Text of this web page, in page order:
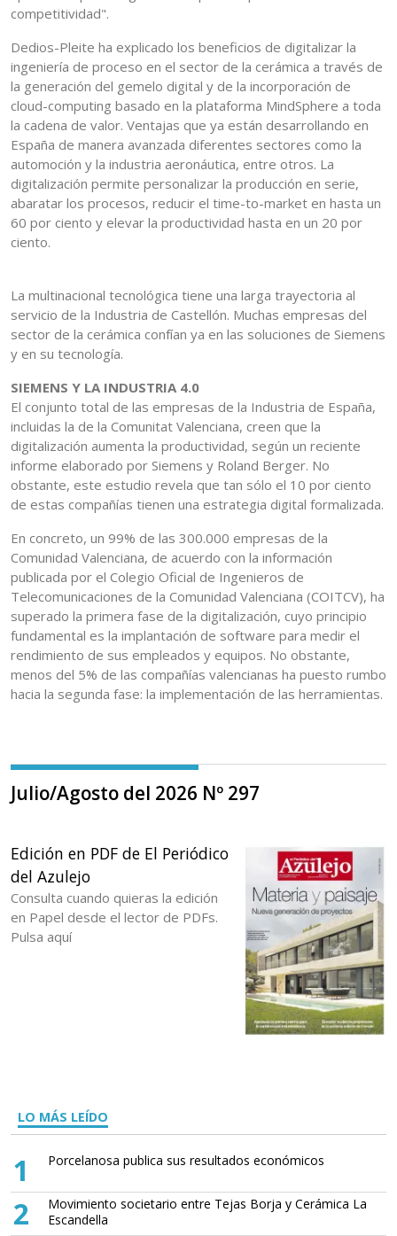
competitividad".
Dedios-Pleite ha explicado los beneficios de digitalizar la
ingeniería de proceso en el sector de la cerámica a través de
la generación del gemelo digital y de la incorporación de
cloud-computing basado en la plataforma MindSphere a toda
la cadena de valor. Ventajas que ya están desarrollando en
España de manera avanzada diferentes sectores como la
automoción y la industria aeronáutica, entre otros. La
digitalización permite personalizar la producción en serie,
abaratar los procesos, reducir el time-to-market en hasta un
60 por ciento y elevar la productividad hasta en un 20 por
ciento.
La multinacional tecnológica tiene una larga trayectoria al
servicio de la Industria de Castellón. Muchas empresas del
sector de la cerámica confían ya en las soluciones de Siemens
y en su tecnología.
SIEMENS Y LA INDUSTRIA 4.0
El conjunto total de las empresas de la Industria de España,
incluidas la de la Comunitat Valenciana, creen que la
digitalización aumenta la productividad, según un reciente
informe elaborado por Siemens y Roland Berger. No
obstante, este estudio revela que tan sólo el 10 por ciento
de estas compañías tienen una estrategia digital formalizada.
En concreto, un 99% de las 300.000 empresas de la
Comunidad Valenciana, de acuerdo con la información
publicada por el Colegio Oficial de Ingenieros de
Telecomunicaciones de la Comunidad Valenciana (COITCV), ha
superado la primera fase de la digitalización, cuyo principio
fundamental es la implantación de software para medir el
rendimiento de sus empleados y equipos. No obstante,
menos del 5% de las compañías valencianas ha puesto rumbo
hacia la segunda fase: la implementación de las herramientas.
Julio/Agosto del 2026 Nº 297
Edición en PDF de El Periódico
del Azulejo
Consulta cuando quieras la edición
en Papel desde el lector de PDFs.
Pulsa aquí
LO MÁS LEÍDO
1 Porcelanosa publica sus resultados económicos
2
Movimiento societario entre Tejas Borja y Cerámica La
Escandella